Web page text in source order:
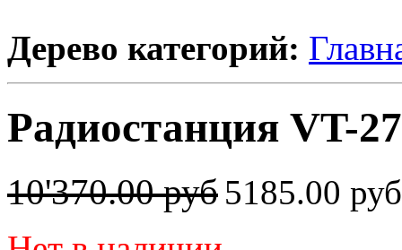
Дерево категорий:
Радиостанция VT-
10'370.00 руб 5185.00